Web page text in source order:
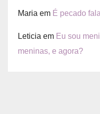
Maria em É pecado
Leticia em Eu sou
meninas, e agora?